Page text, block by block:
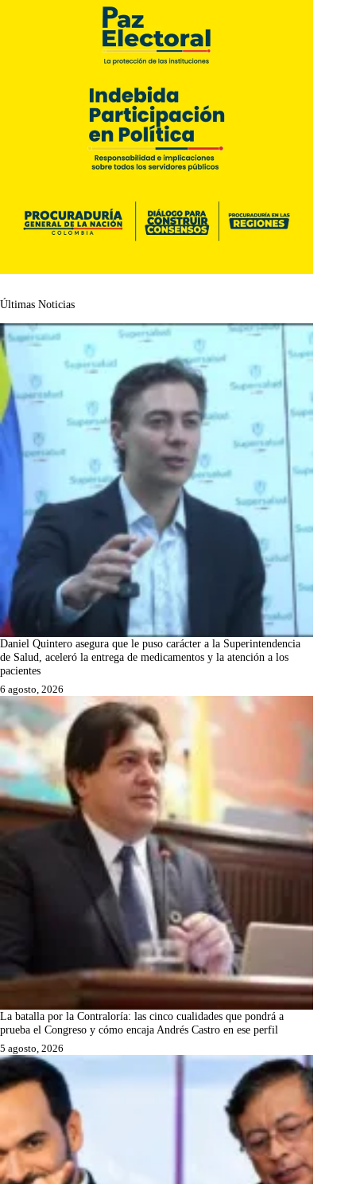
Últimas Noticias
Daniel Quintero asegura que le puso carácter a la Superintendencia
de Salud, aceleró la entrega de medicamentos y la atención a los
pacientes
6 agosto, 2026
La batalla por la Contraloría: las cinco cualidades que pondrá a
prueba el Congreso y cómo encaja Andrés Castro en ese perfil
5 agosto, 2026